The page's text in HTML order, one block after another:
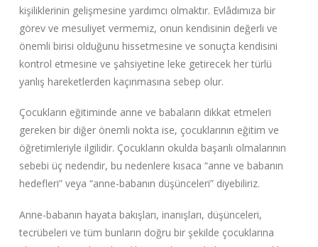
kişiliklerinin gelişmesine yardımcı olmaktır. Evlâdımıza bir
görev ve mesuliyet vermemiz, onun kendisinin değerli ve
önemli birisi olduğunu hissetmesine ve sonuçta kendisini
kontrol etmesine ve şahsiyetine leke getirecek her türlü
yanlış hareketlerden kaçınmasına sebep olur.
Çocukların eğitiminde anne ve babaların dikkat etmeleri
gereken bir diğer önemli nokta ise, çocuklarının eğitim ve
öğretimleriyle ilgilidir. Çocukların okulda başarılı olmalarının
sebebi üç nedendir, bu nedenlere kısaca “anne ve babanın
hedefleri” veya “anne-babanın düşünceleri” diyebiliriz.
Anne-babanın hayata bakışları, inanışları, düşünceleri,
tecrübeleri ve tüm bunların doğru bir şekilde çocuklarına